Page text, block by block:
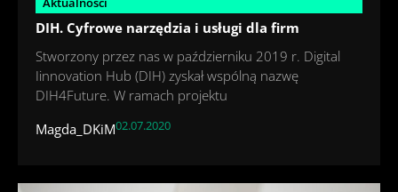
DIH. Cyfrowe narzędzia i usługi dla firm
Stworzony przez nas w październiku 2019 r. Digital
Iinnovation Hub (DIH) zyskał wspólną nazwę
DIH4Future. W ramach projektu
Magda_DKiM02.07.2020